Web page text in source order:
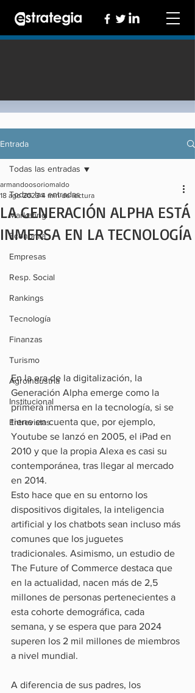
Entrada
Todas las entradas
Marketing
Economía
Empresas
Resp. Social
Rankings
Tecnología
Finanzas
Turismo
Agroindustria
Institucional
Entrevistas
Todas las entradas
LA GENERACIÓN ALPHA ESTÁ
INMERSA EN LA TECNOLOGÍA
armandoosoriomaldo
18 ago 2023 4 min de lectura
En la era de la digitalización, la
Generación Alpha emerge como la
primera inmersa en la tecnología, si se
tiene en cuenta que, por ejemplo,
Youtube se lanzó en 2005, el iPad en
2010 y que la propia Alexa es casi su
contemporánea, tras llegar al mercado
en 2014.
Esto hace que en su entorno los
dispositivos digitales, la inteligencia
artificial y los chatbots sean incluso más
comunes que los juguetes
tradicionales. Asimismo, un estudio de
The Future of Commerce destaca que
en la actualidad, nacen más de 2,5
millones de personas pertenecientes a
esta cohorte demográfica, cada
semana, y se espera que para 2024
superen los 2 mil millones de miembros
a nivel mundial.
A diferencia de sus padres, los